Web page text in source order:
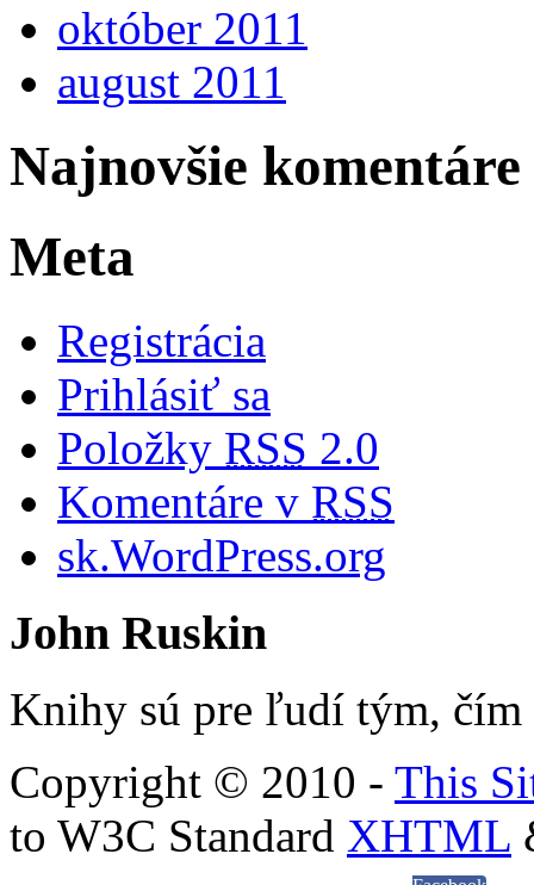
október 2011
august 2011
Najnovšie komentáre
Meta
Registrácia
Prihlásiť sa
Položky RSS 2.0
Komentáre v RSS
sk.WordPress.org
John Ruskin
Knihy sú pre ľudí tým,
Copyright © 2010 - This
to W3C Standard XHTML